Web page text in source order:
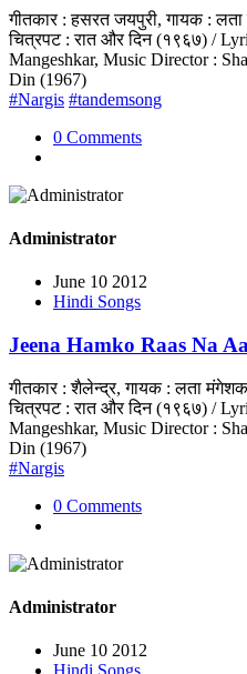
गीतकार : हसरत जयपुरी, गायक :
चित्रपट : रात और दिन (१९६७) /
Mangeshkar, Music Director :
Din (1967)
#Nargis #tandemsong
0 Comments
Administrator
June 10 2012
Hindi Songs
Jeena Hamko Raas Na
गीतकार : शैलेन्द्र, गायक : लता
चित्रपट : रात और दिन (१९६७) /
Mangeshkar, Music Director :
Din (1967)
#Nargis
0 Comments
Administrator
June 10 2012
Hindi Songs